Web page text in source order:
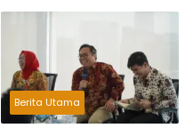
Berita Utama